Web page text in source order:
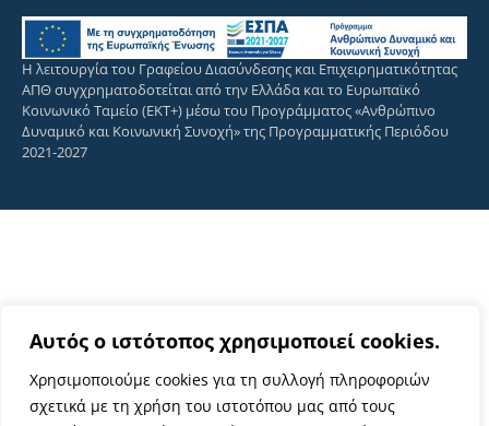
Αυτός ο ιστότοπος χρησιμοποιεί cookies.
Χρησιμοποιούμε cookies για τη συλλογή πληροφοριών
σχετικά με τη χρήση του ιστοτόπου μας από τους
Η λειτουργία του Γραφείου Διασύνδεσης και Επιχειρηματικότητας
ΑΠΘ συγχρηματοδοτείται από την Ελλάδα και το Ευρωπαϊκό
Κοινωνικό Ταμείο (ΕΚΤ+) μέσω του Προγράμματος «Ανθρώπινο
Δυναμικό και Κοινωνική Συνοχή» της Προγραμματικής Περιόδου
2021-2027